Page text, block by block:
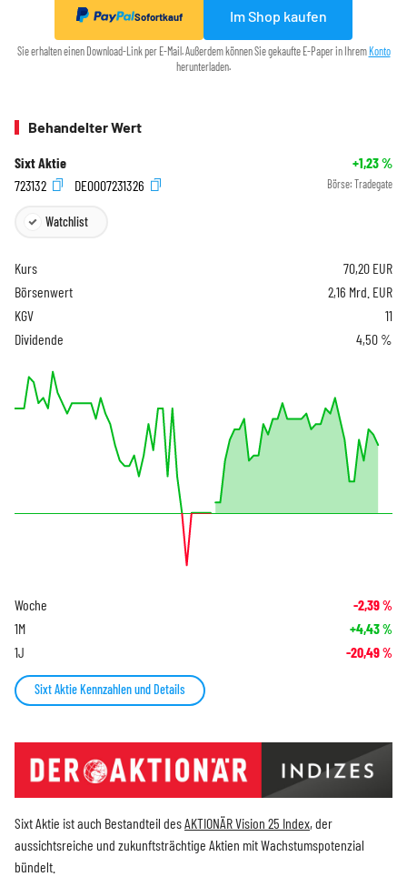
Sofortkauf Im Shop kaufen
Sie erhalten einen Download-Link per E-Mail. Außerdem können Sie gekaufte E-Paper in IhremKonto
herunterladen.
Behandelter Wert
Sixt Aktie +1,23%
723132
DE0007231326 Börse: Tradegate
Watchlist
Kurs 70,20 EUR
Börsenwert
2,16 Mrd. EUR
KGV
11
Dividende
4,50 %
Woche -2,39%
1M +4,43%
1J -20,49%
Sixt Aktie Kennzahlen und Details
Sixt Aktie ist auch Bestandteil desAKTIONÄR Vision 25 Index, der
aussichtsreiche und zukunftsträchtige Aktien mit Wachstumspotenzial
bündelt.